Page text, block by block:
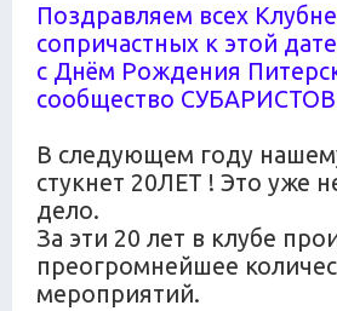
Поздравляем всех
сопричастных к этой
с Днём Рождения
сообщество СУБАРИСТОВ
В следующем году
стукнет 20ЛЕТ ! Это уже
дело.
За эти 20 лет в клубе
преогромнейшее
мероприятий.